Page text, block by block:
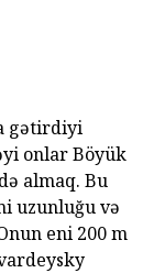
gətirdiyi
onlar Böyük
almaq. Bu
uzunluğu və
eni 200 m